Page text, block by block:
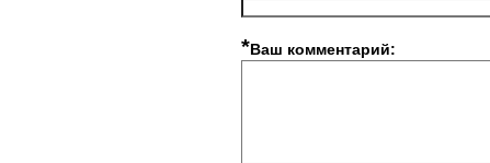
*Ваш комментарий: